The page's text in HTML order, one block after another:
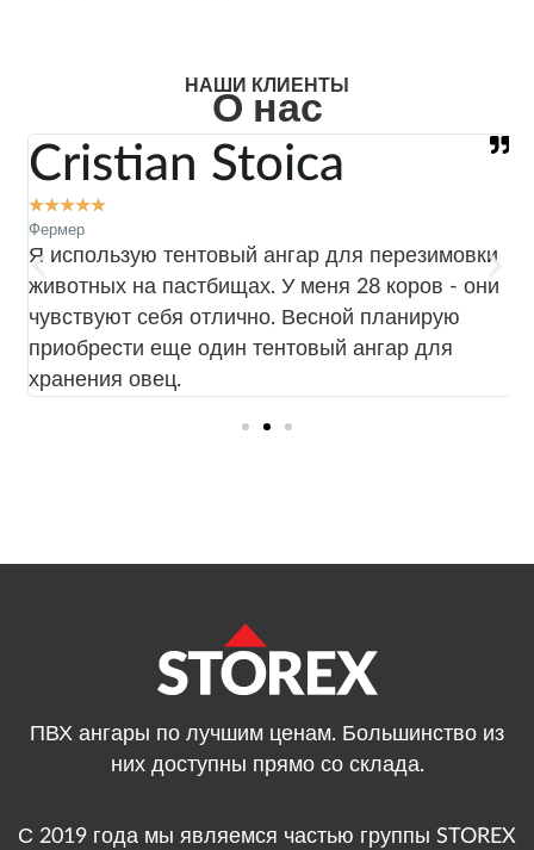
НАШИ КЛИЕНТЫ
О нас
Cristian Stoica
★★★★★
Фермер
Я использую тентовый ангар для перезимовки
животных на пастбищах. У меня 28 коров - они
чувствуют себя отлично. Весной планирую
приобрести еще один тентовый ангар для
хранения овец.
ПВХ ангары по лучшим ценам. Большинство из
них доступны прямо со склада.
С 2019 года мы являемся частью группы STOREX